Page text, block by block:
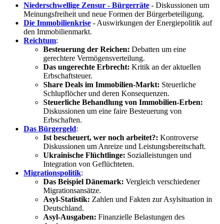
Niederschwellige Zensur - Bürgerräte - Diskussionen um
Meinungsfreiheit und neue Formen der Bürgerbeteiligung.
Die Immobilienkrise - Auswirkungen der Energiepolitik auf
den Immobilienmarkt.
Reichtum:
Besteuerung der Reichen: Debatten um eine
gerechtere Vermögensverteilung.
Das ungerechte Erbrecht: Kritik an der aktuellen
Erbschaftsteuer.
Share Deals im Immobilien-Markt: Steuerliche
Schlupflöcher und deren Konsequenzen.
Steuerliche Behandlung von Immobilien-Erben:
Diskussionen um eine faire Besteuerung von
Erbschaften.
Das Bürgergeld:
Ist bescheuert, wer noch arbeitet?: Kontroverse
Diskussionen um Anreize und Leistungsbereitschaft.
Ukrainische Flüchtlinge: Sozialleistungen und
Integration von Geflüchteten.
Migrationspolitik:
Das Beispiel Dänemark: Vergleich verschiedener
Migrationsansätze.
Asyl-Statistik: Zahlen und Fakten zur Asylsituation in
Deutschland.
Asyl-Ausgaben: Finanzielle Belastungen des